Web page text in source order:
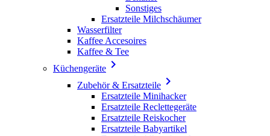
Sonstiges
Ersatzteile Milchschäumer
Wasserfilter
Kaffee Accesoires
Kaffee & Tee
Küchengeräte 
Zubehör & Ersatzteile 
Ersatzteile Minihacker
Ersatzteile Reclettegeräte
Ersatzteile Reiskocher
Ersatzteile Babyartikel